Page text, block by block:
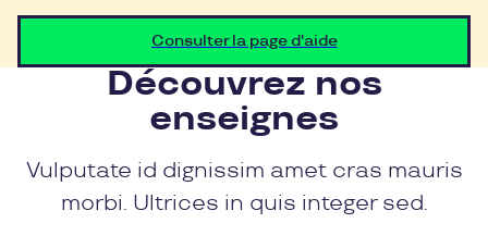
Consulter la page d'aide
Découvrez nos
enseignes
Vulputate id dignissim amet cras mauris
morbi. Ultrices in quis integer sed.